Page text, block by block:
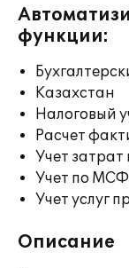
функции:
Казахстан
Налоговый
Расчет
Учет
Учет по
Учет услуг
Описание